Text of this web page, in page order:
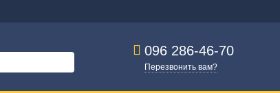
096 286-46-70
Перезвонить вам?